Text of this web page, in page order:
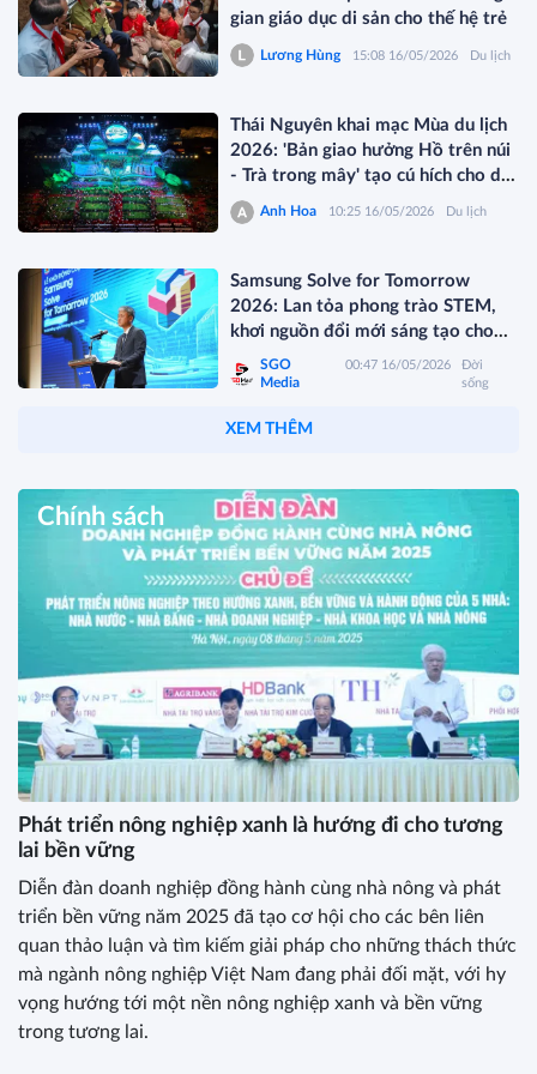
gian giáo dục di sản cho thế hệ trẻ
Lương Hùng 15:08 16/05/2026 Du lịch
Thái Nguyên khai mạc Mùa du lịch
2026: 'Bản giao hưởng Hồ trên núi
- Trà trong mây' tạo cú hích cho du
lịch xanh vùng Việt Bắc
Anh Hoa 10:25 16/05/2026 Du lịch
Samsung Solve for Tomorrow
2026: Lan tỏa phong trào STEM,
khơi nguồn đổi mới sáng tạo cho
học sinh miền Trung
SGO
Media
00:47 16/05/2026
Đời
sống
XEM THÊM
Chính sách
Phát triển nông nghiệp xanh là hướng đi cho tương
lai bền vững
Diễn đàn doanh nghiệp đồng hành cùng nhà nông và phát
triển bền vững năm 2025 đã tạo cơ hội cho các bên liên
quan thảo luận và tìm kiếm giải pháp cho những thách thức
mà ngành nông nghiệp Việt Nam đang phải đối mặt, với hy
vọng hướng tới một nền nông nghiệp xanh và bền vững
trong tương lai.